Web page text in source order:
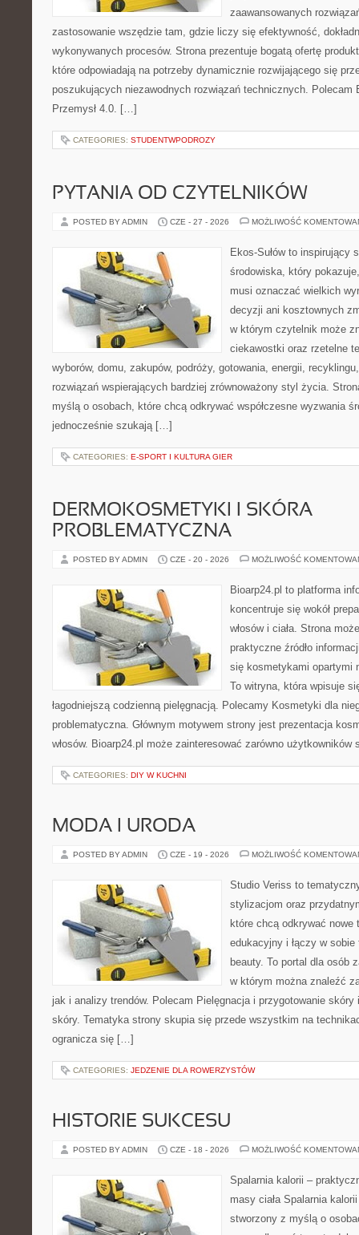
zaawansowanych
zastosowanie wszędzie tam, gdzie liczy się efektywność,
wykonywanych procesów. Strona prezentuje bogatą ofertę
które odpowiadają na potrzeby dynamicznie rozwijającego się
poszukujących niezawodnych rozwiązań technicznych. Polecam
Przemysł 4.0. […]
CATEGORIES: STUDENTWPODROZY
PYTANIA OD CZYTELNIKÓW
POSTED BY ADMIN CZE - 27 - 2026 MOŻLIWOŚĆ
Ekos-Sułów to inspirujący
środowiska, który
musi oznaczać wielkich
decyzji ani kosztownych
w którym czytelnik może
ciekawostki oraz rzetelne
wyborów, domu, zakupów, podróży, gotowania, energii,
rozwiązań wspierających bardziej zrównoważony styl życia.
myślą o osobach, które chcą odkrywać współczesne wyzwania
jednocześnie szukają […]
CATEGORIES: E-SPORT I KULTURA GIER
DERMOKOSMETYKI I SKÓRA
PROBLEMATYCZNA
POSTED BY ADMIN CZE - 20 - 2026 MOŻLIWOŚĆ
Bioarp24.pl to platforma
koncentruje się wokół
włosów i ciała. Strona
praktyczne źródło
się kosmetykami opartymi
To witryna, która wpisuje
łagodniejszą codzienną pielęgnacją. Polecamy Kosmetyki dla
problematyczna. Głównym motywem strony jest prezentacja
włosów. Bioarp24.pl może zainteresować zarówno
CATEGORIES: DIY W KUCHNI
MODA I URODA
POSTED BY ADMIN CZE - 19 - 2026 MOŻLIWOŚĆ
Studio Veriss to
stylizacjom oraz
które chcą odkrywać nowe
edukacyjny i łączy w
beauty. To portal dla osób
w którym można znaleźć
jak i analizy trendów. Polecam Pielęgnacja i przygotowanie
skóry. Tematyka strony skupia się przede wszystkim na
ogranicza się […]
CATEGORIES: JEDZENIE DLA ROWERZYSTÓW
HISTORIE SUKCESU
POSTED BY ADMIN CZE - 18 - 2026 MOŻLIWOŚĆ
Spalarnia kalorii –
masy ciała Spalarnia
stworzony z myślą o